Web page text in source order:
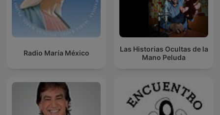
Radio María México
Las Historias Ocultas de la
Mano Peluda